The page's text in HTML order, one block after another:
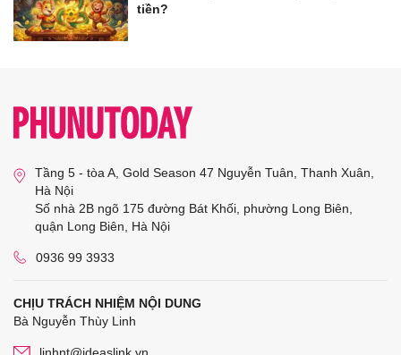
tiền?
Tầng 5 - tòa A, Gold Season 47 Nguyễn Tuân, Thanh Xuân,
Hà Nội
Số nhà 2B ngõ 175 đường Bát Khối, phường Long Biên,
quận Long Biên, Hà Nội
0936 99 3933
CHỊU TRÁCH NHIỆM NỘI DUNG
Bà Nguyễn Thùy Linh